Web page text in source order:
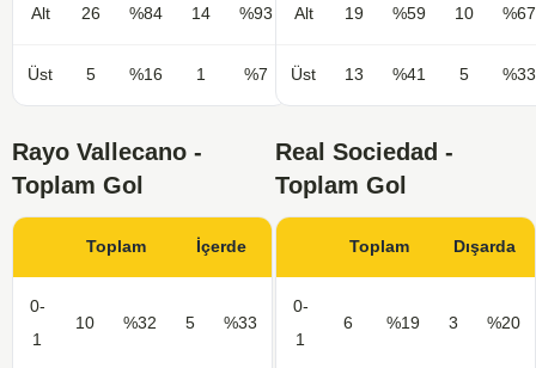
Alt 26 %84 14 %93
Üst 5 %16 1 %7
Alt 19 %59 10 %67
Üst 13 %41 5 %33
Rayo Vallecano -
Toplam Gol
Toplam İçerde
0-
1
10 %32 5 %33
Real Sociedad -
Toplam Gol
Toplam Dışarda
0-
1
6 %19 3 %20